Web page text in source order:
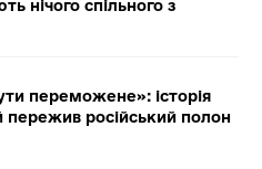
нічого спільного з
переможене»: історія
пережив російський полон